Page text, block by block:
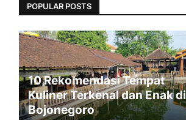
POPULAR POSTS
10 Rekomendasi Tempat
Kuliner Terkenal dan Enak di
Bojonegoro